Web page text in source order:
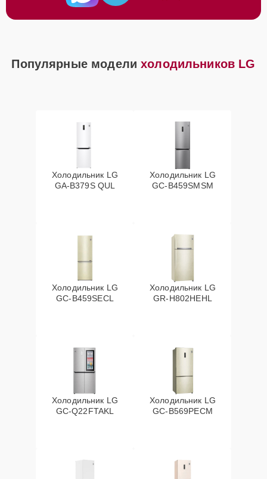
Популярные моделихолодильников LG
Холодильник LG
GA-B379S QUL
Холодильник LG
GC-B459SMSM
Холодильник LG
GC-B459SECL
Холодильник LG
GR-H802HEHL
Холодильник LG
GC-Q22FTAKL
Холодильник LG
GC-B569PECM